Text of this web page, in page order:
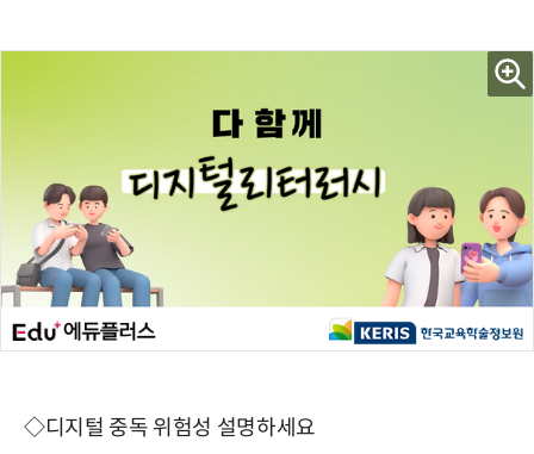
◇디지털 중독 위험성 설명하세요